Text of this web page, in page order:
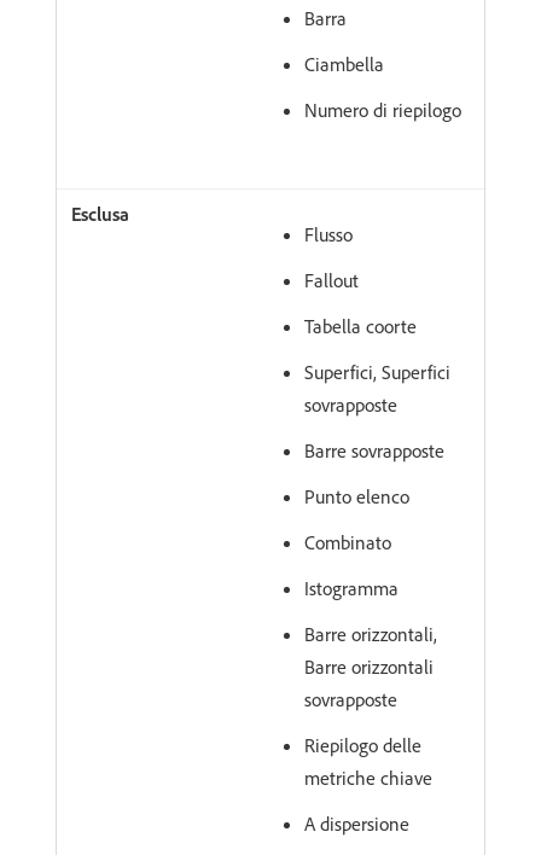
Barra
Ciambella
Numero di riepilogo
Flusso
Fallout
Tabella coorte
Superfici, Superfici
sovrapposte
Barre sovrapposte
Punto elenco
Combinato
Istogramma
Barre orizzontali,
Barre orizzontali
sovrapposte
Riepilogo delle
metriche chiave
A dispersione